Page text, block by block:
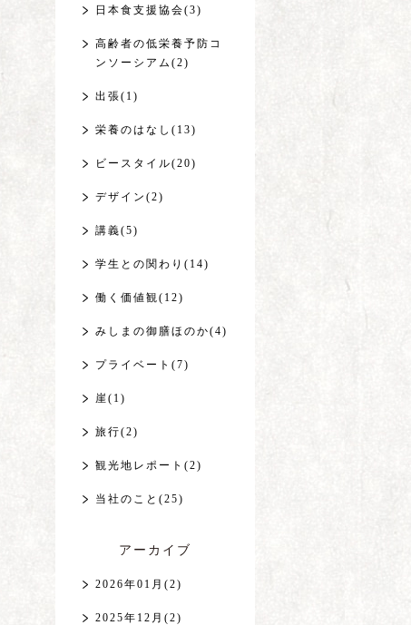
日本食支援協会(3)
高齢者の低栄養予防コ
ンソーシアム(2)
出張(1)
栄養のはなし(13)
ビースタイル(20)
デザイン(2)
講義(5)
学生との関わり(14)
働く価値観(12)
みしまの御膳ほのか(4)
プライベート(7)
崖(1)
旅行(2)
観光地レポート(2)
当社のこと(25)
アーカイブ
2026年01月(2)
2025年12月(2)